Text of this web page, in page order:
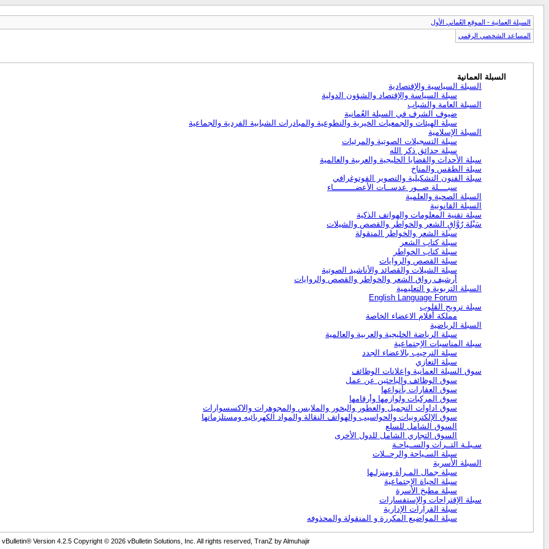
السبلة العمانية - الموقع العُماني الأول
المساعد الشخصي الرقمي
السبلة العمانية
السبلة السياسية والإقتصادية
سبلة السياسة والإقتصاد والشؤون الدولية
السبلة العامة والشباب
ضيوف الشرف في السبلة العُمانية
سبلة الهيئات والجمعيات الخيرية والتطوعية والمبادرات الشبابية الفردية والجماعية
السبلة الإسلامية
سبلة التسجيلات الصوتية والمرئيات
سبلة حدائق ذكر الله
سبلة الأحداث والقضايا الخليجية والعربية والعالمية
سبلة الطقس والمناخ
سبلة الفنون التشكيلية والتصوير الفوتوغرافي
سبــــلة صــور عدســات الأعضـــــــــاء
السبلة الصحية والعلمية
السبلة القانونية
سبلة تقنية المعلومات والهواتف الذكية
سَبْلة رُوَّاقِ الشعر والخواطر والقصص والشيلات
سبلة الشعر والخواطر المنقولة
سبلة كتاب الشعر
سبلة كتاب الخواطر
سبلة القصص والروايات
سبلة الشيلات والقصائد والأناشيد الصوتية
أرشيف رواق الشعر والخواطر والقصص والروايات
السبلة التربوية و التعليمية
English Language Forum
سبلة ترويح القلوب
مملكة أقلام الاعضاء الخاصة
السبلة الرياضية
سبلة الرياضة الخليجية والعربية والعالمية
سبلة المناسبات الإجتماعية
سبلة الترحيب بالاعضاء الجدد
سبلة التعازي
سوق السبلة العمانية وإعلانات الوظائف
سوق الوظائف والباحثين عن عمل
سوق العقارات بأنواعها
سوق المركبات ولوازمها وأرقامها
سوق اداوات التجميل والعطور والبخور والملابس والمجوهرات والاكسسوارات
سوق الإلكترونيات والحواسيب والهواتف النقالة والمواد الكهربائيه ومستلزماتها
السوق الشامل للسلع
السوق التجاري الشامل للدول الأخرى
سـبلـة التــراث والســياحـة
سبلة السـياحة والرحــلات
السبلة الأسرية
سبلة جمال المـرأة ومنزلـها
سبلة الحياة الإجتماعية
سبلة مطبخ الأسرة
سبلة الإقتراحات والإستفسارات
سبلة القرارات الإدارية
سبلة المواضيع المكررة و المنقولة والمحذوفه
Version 4.2.5 Copyright © 2026 vBulletin Solutions, Inc. All rights reserved, TranZ by Almuhajir